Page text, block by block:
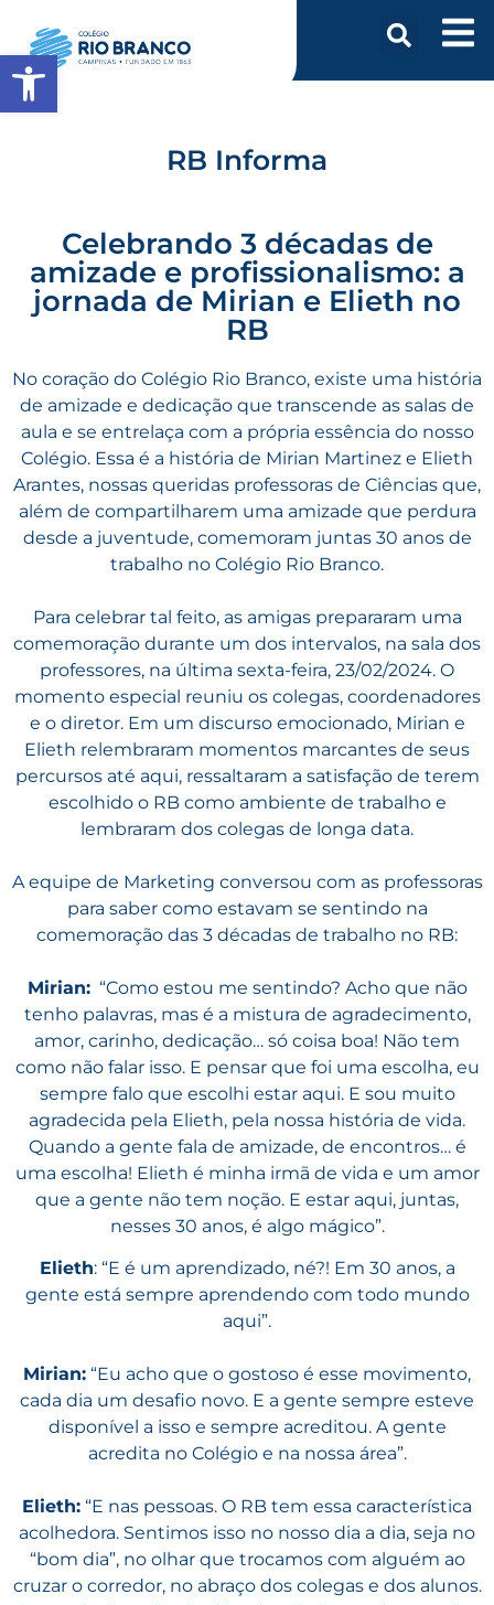
RB Informa
Celebrando 3 décadas de
amizade e profissionalismo: a
jornada de Mirian e Elieth no
RB
No coração do Colégio Rio Branco, existe uma história
de amizade e dedicação que transcende as salas de
aula e se entrelaça com a própria essência do nosso
Colégio. Essa é a história de Mirian Martinez e Elieth
Arantes, nossas queridas professoras de Ciências que,
além de compartilharem uma amizade que perdura
desde a juventude, comemoram juntas 30 anos de
trabalho no Colégio Rio Branco.
Para celebrar tal feito, as amigas prepararam uma
comemoração durante um dos intervalos, na sala dos
professores, na última sexta-feira, 23/02/2024. O
momento especial reuniu os colegas, coordenadores
e o diretor. Em um discurso emocionado, Mirian e
Elieth relembraram momentos marcantes de seus
percursos até aqui, ressaltaram a satisfação de terem
escolhido o RB como ambiente de trabalho e
lembraram dos colegas de longa data.
A equipe de Marketing conversou com as professoras
para saber como estavam se sentindo na
comemoração das 3 décadas de trabalho no RB:
Mirian:“Como estou me sentindo? Acho que não
tenho palavras, mas é a mistura de agradecimento,
amor, carinho, dedicação… só coisa boa! Não tem
como não falar isso. E pensar que foi uma escolha, eu
sempre falo que escolhi estar aqui. E sou muito
agradecida pela Elieth, pela nossa história de vida.
Quando a gente fala de amizade, de encontros… é
uma escolha! Elieth é minha irmã de vida e um amor
que a gente não tem noção. E estar aqui, juntas,
nesses 30 anos, é algo mágico”.
Elieth: “E é um aprendizado, né?! Em 30 anos, a
gente está sempre aprendendo com todo mundo
aqui”.
Mirian: “Eu acho que o gostoso é esse movimento,
cada dia um desafio novo. E a gente sempre esteve
disponível a isso e sempre acreditou. A gente
acredita no Colégio e na nossa área”.
Elieth: “E nas pessoas. O RB tem essa característica
acolhedora. Sentimos isso no nosso dia a dia, seja no
“bom dia”, no olhar que trocamos com alguém ao
cruzar o corredor, no abraço dos colegas e dos alunos.
Abrir a barra de ferramentas